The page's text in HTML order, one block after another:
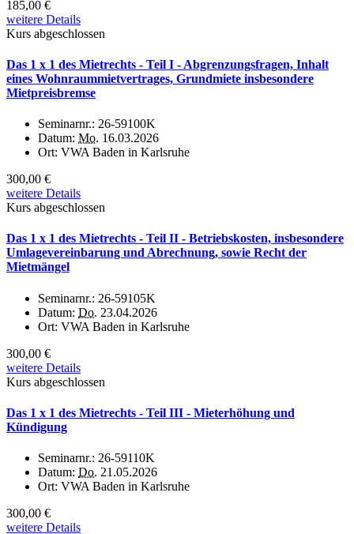
185,00 €
weitere Details
Kurs abgeschlossen
Das 1 x 1 des Mietrechts - Teil I - Abgrenzungsfragen, Inhalt
eines Wohnraummietvertrages, Grundmiete insbesondere
Mietpreisbremse
Seminarnr.: 26-59100K
Datum: Mo. 16.03.2026
Ort: VWA Baden in Karlsruhe
300,00 €
weitere Details
Kurs abgeschlossen
Das 1 x 1 des Mietrechts - Teil II - Betriebskosten, insbesondere
Umlagevereinbarung und Abrechnung, sowie Recht der
Mietmängel
Seminarnr.: 26-59105K
Datum: Do. 23.04.2026
Ort: VWA Baden in Karlsruhe
300,00 €
weitere Details
Kurs abgeschlossen
Das 1 x 1 des Mietrechts - Teil III - Mieterhöhung und
Kündigung
Seminarnr.: 26-59110K
Datum: Do. 21.05.2026
Ort: VWA Baden in Karlsruhe
300,00 €
weitere Details